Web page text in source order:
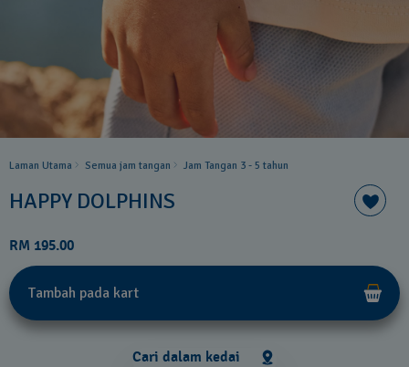
Laman Utama Semua jam tangan Jam Tangan 3 - 5 tahun ​
HAPPY DOLPHINS
RM 195.00
Tambah pada kart
Cari dalam kedai